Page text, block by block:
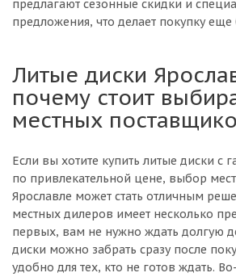
предлагают сезонные скидки и
предложения, что делает покупку
Литые диски
почему стоит
местных
Если вы хотите купить литые диски с
по привлекательной цене, выбор
Ярославле может стать отличным
местных дилеров имеет несколько
первых, вам не нужно ждать долгую
диски можно забрать сразу после
удобно для тех, кто не готов ждать.